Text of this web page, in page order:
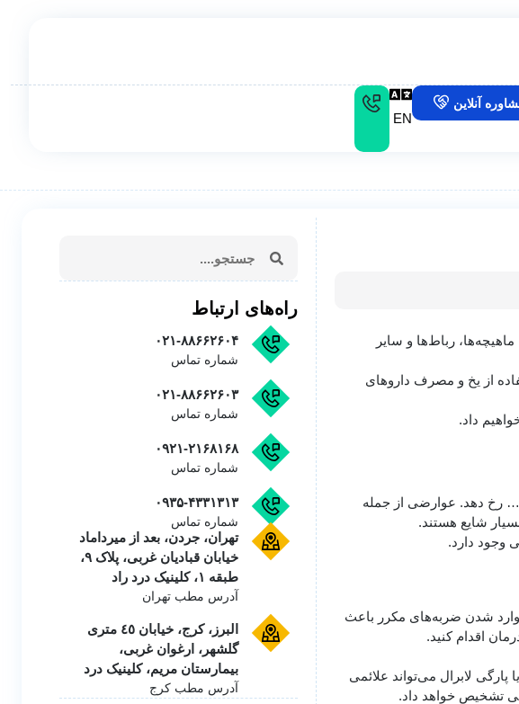
آنلاین
EN
رباط‌ها و سایر
از یخ و مصرف داروهای
داد.
رخ دهد. عوارضی از جمله
شایع هستند.
وجود دارد.
شدن ضربه‌های مکرر باعث
اقدام کنید.
یا پارگی لابرال می‌تواند علائمی
تشخیص خواهد داد.
راه‌های ارتباط
۰۲۱-۸۸۶۶۲۶۰۴
شماره تماس
۰۲۱-۸۸۶۶۲۶۰۳
شماره تماس
۰۹۲۱-۲۱۶۸۱۶۸
شماره تماس
۰۹۳۵-۴۳۳۱۳۱۳
شماره تماس
تهران، جردن، بعد از میرداماد
خیابان قبادیان غربی، پلاک ۹،
طبقه ۱، کلینیک درد راد
آدرس مطب تهران
البرز، کرج، خیابان ٤٥ متری
گلشهر، ارغوان غربی،
بیمارستان مریم، کلینیک درد
آدرس مطب کرج